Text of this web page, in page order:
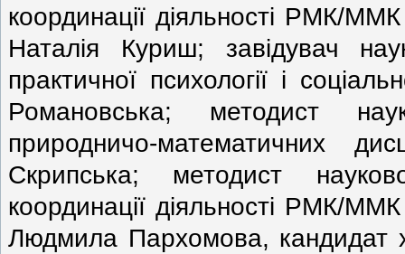
координації діяльності РМК/
Наталія Куриш; завідувач
практичної психології і
Романовська; методист
природничо-математичних
Скрипська; методист
координації діяльності РМК/
Людмила Пархомова, кандидат